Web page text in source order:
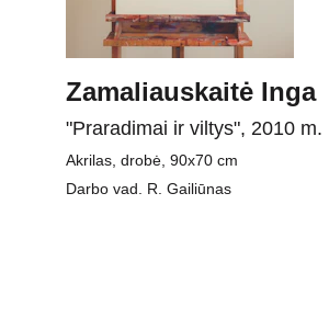
Zamaliauskaitė Inga
"Praradimai ir viltys", 2010 m.
Akrilas, drobė, 90x70 cm
Darbo vad. R. Gailiūnas